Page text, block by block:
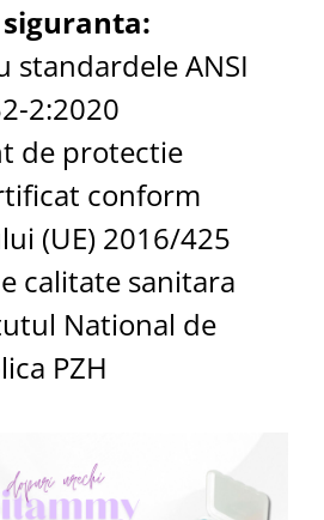
standardele ANSI
2:2020
de protectie
conform
(UE) 2016/425
calitate sanitara
National de
PZH